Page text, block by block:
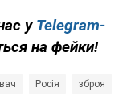
у Telegram-
на фейки!
Росія зброя